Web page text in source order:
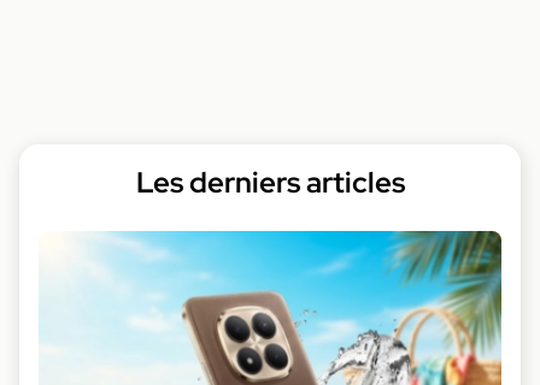
Les derniers articles